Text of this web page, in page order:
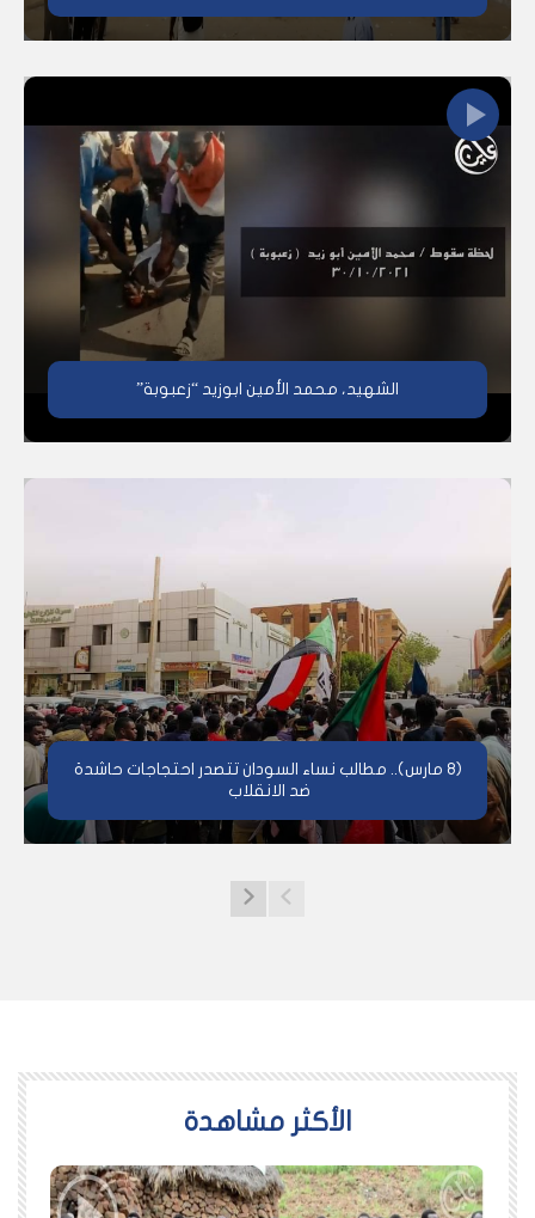
الشهيد، محمد الأمين ابوزيد “زعبوبة”
(8 مارس).. مطالب نساء السودان تتصدر احتجاجات حاشدة
ضد الانقلاب
اﻷكثر مشاهدة